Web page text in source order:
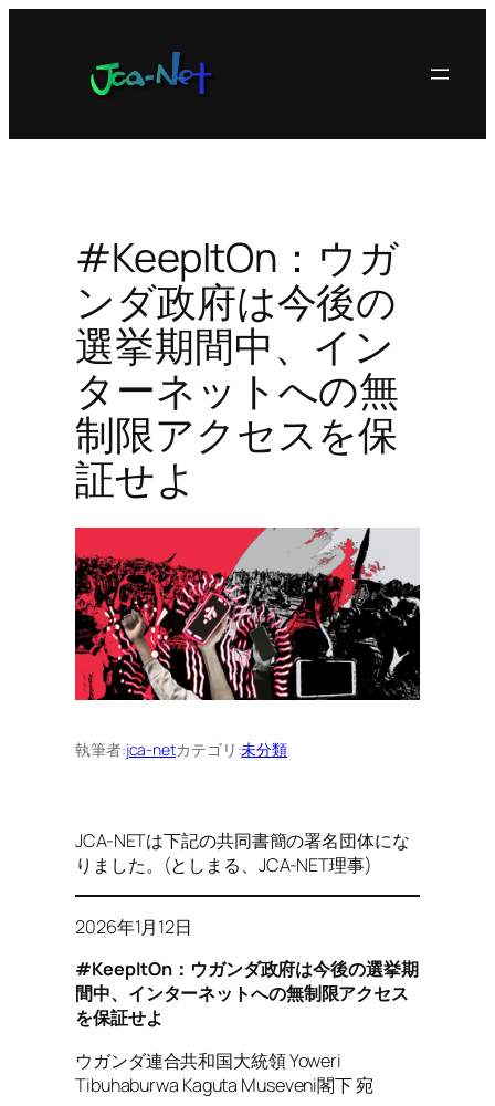
ッ
#KeepItOn：ウガ
ンダ政府は今後の
選挙期間中、イン
ターネットへの無
制限アクセスを保
証せよ
執筆者:jca-netカテゴリ:未分類
JCA-NETは下記の共同書簡の署名団体にな
りました。(としまる、JCA-NET理事)
2026年1月12日
#KeepItOn：ウガンダ政府は今後の選挙期
間中、インターネットへの無制限アクセス
を保証せよ
ウガンダ連合共和国大統領 Yoweri
Tibuhaburwa Kaguta Museveni閣下 宛